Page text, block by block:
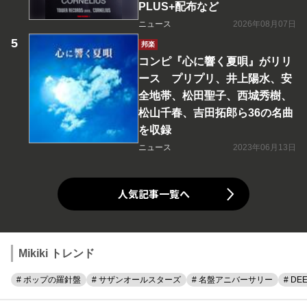
PLUS+配布など
ニュース 2026年08月07日
邦楽
コンピ『心に響く夏唄』がリリ
ース プリプリ、井上陽水、安
全地帯、松田聖子、西城秀樹、
松山千春、吉田拓郎ら36の名曲
を収録
ニュース 2023年06月13日
人気記事一覧へ
Mikiki トレンド
# ポップの羅針盤 # サザンオールスターズ # 名盤アニバーサリー #